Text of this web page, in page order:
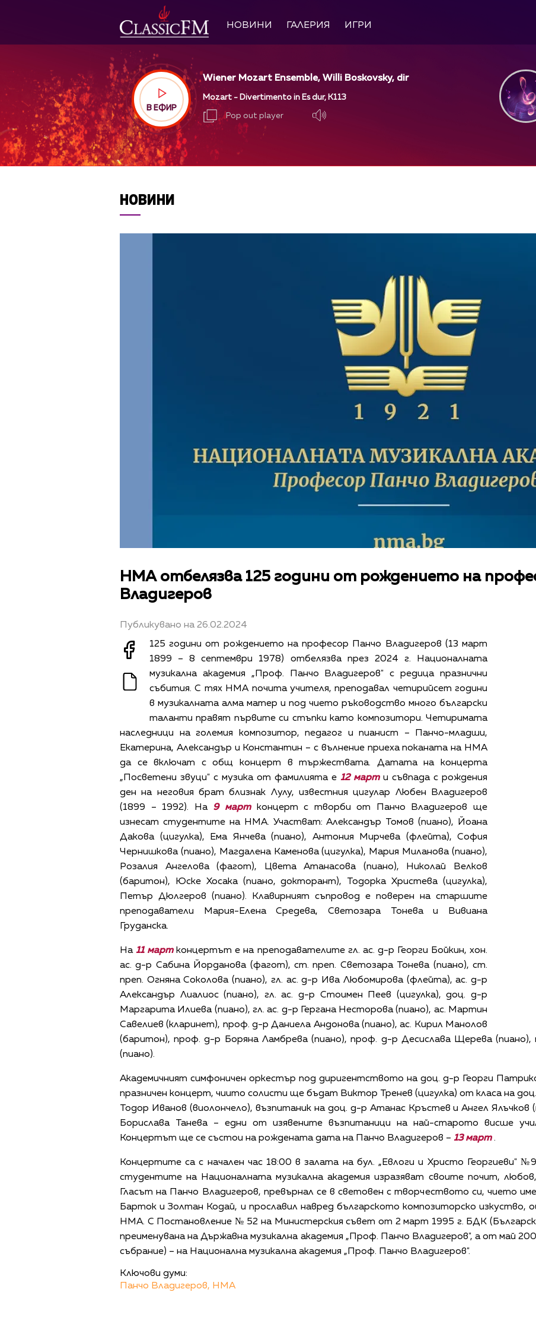
НОВИНИ ГАЛЕРИЯ ИГРИ
В ЕФИР
Wiener Mozart Ensemble, Willi Boskovsky, dir
Mozart - Divertimento in Es dur, K113
Pop out player
НОВИНИ
НМА отбелязва 125 години от рождението на
Владигеров
Публикувано на 26.02.2024
125 години от рождението на професор Панчо Владигеров (13 март
1899 – 8 септември 1978) отбелязва през 2024 г. Националната
музикална академия „Проф. Панчо Владигеров" с редица празнични
събития. С тях НМА почита учителя, преподавал четирийсет години
в музикалната алма матер и под чието ръководство много български
таланти правят първите си стъпки като композитори. Четиримата
наследници на големия композитор, педагог и пианист – Панчо-младши,
Екатерина, Александър и Константин – с вълнение приеха поканата на НМА
да се включат с общ концерт в тържествата. Датата на концерта
„Посветени звуци" с музика от фамилията е 12 марти съвпада с рождения
ден на неговия брат близнак Лулу, известния цигулар Любен Владигеров
(1899 – 1992). На 9 мартконцерт с творби от Панчо Владигеров ще
изнесат студентите на НМА. Участват: Александър Томов (пиано), Йоана
Дакова (цигулка), Ема Янчева (пиано), Антония Мирчева (флейта), София
Чернишкова (пиано), Магдалена Каменова (цигулка), Мария Миланова (пиано),
Розалия Ангелова (фагот), Цвета Атанасова (пиано), Николай Велков
(баритон), Юске Хосака (пиано, докторант), Тодорка Христева (цигулка),
Петър Дюлгеров (пиано). Клавирният съпровод е поверен на старшите
преподаватели Мария-Елена Средева, Светозара Тонева и Вивиана
Груданска.
На11 мартконцертът е на преподавателите гл. ас. д-р Георги Бойкин, хон.
ас. д-р Сабина Йорданова (фагот), ст. преп. Светозара Тонева (пиано), ст.
преп. Огняна Соколова (пиано), гл. ас. д-р Ива Любомирова (флейта), ас. д-р
Александър Лиалиос (пиано), гл. ас. д-р Стоимен Пеев (цигулка), доц. д-р
Маргарита Илиева (пиано), гл. ас. д-р Гергана Несторова (пиано), ас. Мартин
Савелиев (кларинет), проф. д-р Даниела Андонова (пиано), ас. Кирил Манолов
(баритон), проф. д-р Боряна Ламбрева (пиано), проф. д-р Десислава Щерева (пиано),
(пиано).
Академичният симфоничен оркестър под диригентството на доц. д-р Георги
празничен концерт, чиито солисти ще бъдат Виктор Тренев (цигулка) от класа на
Тодор Иванов (виолончело), възпитаник на доц. д-р Атанас Кръстев и Ангел
Борислава Танева – едни от изявените възпитаници на най-старото висше
Концертът ще се състои на рождената дата на Панчо Владигеров – 13 март.
Концертите са с начален час 18:00 в залата на бул. „Евлоги и Христо Георгиеви"
студентите на Националната музикална академия изразяват своите почит,
Гласът на Панчо Владигеров, превърнал се в световен с творчеството си, чието
Барток и Золтан Кодай, и прославил навред българското композиторско изкуство,
НМА. С Постановление № 52 на Министерския съвет от 2 март 1995 г. БДК
преименувана на Държавна музикална академия „Проф. Панчо Владигеров", а от май
събрание) – на Национална музикална академия „Проф. Панчо Владигеров".
Ключови думи:
Панчо Владигеров, НМА